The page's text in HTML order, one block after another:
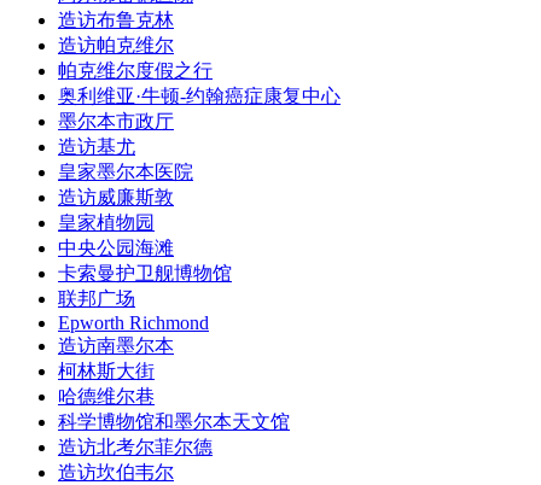
造访布鲁克林
造访帕克维尔
帕克维尔度假之行
奥利维亚·牛顿-约翰癌症康复中心
墨尔本市政厅
造访基尤
皇家墨尔本医院
造访威廉斯敦
皇家植物园
中央公园海滩
卡索曼护卫舰博物馆
联邦广场
Epworth Richmond
造访南墨尔本
柯林斯大街
哈德维尔巷
科学博物馆和墨尔本天文馆
造访北考尔菲尔德
造访坎伯韦尔